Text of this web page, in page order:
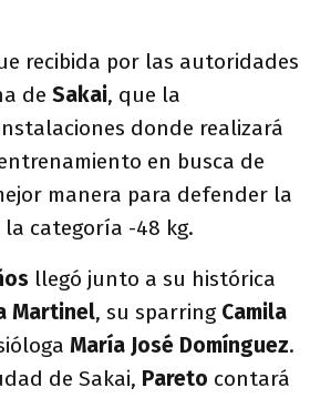
recibida por las autoridades
de Sakai, que la
donde realizará
en busca de
manera para defender la
categoría -48 kg.
llegó junto a su histórica
Martinel, su sparring Camila
María José Domínguez.
de Sakai, Pareto contará